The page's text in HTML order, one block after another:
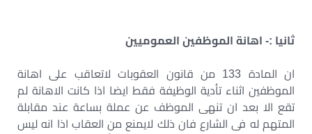
ثانيا :- اهانة الموظفين العموميين
ان المادة 133 من قانون العقوبات لاتعاقب على اهانة
الموظفين اثناء تأدية الوظيفة فقط ايضا اذا كانت الاهانة لم
تقع الا بعد ان تنهى الموظف عن عملة بساعة عند مقابلة
المتهم له فى الشارع فان ذلك لايمنع من العقاب اذا انه ليس